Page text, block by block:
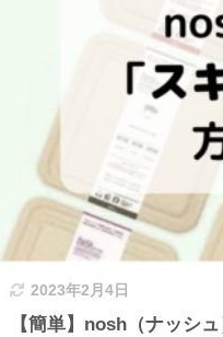
2023年2月4日
【簡単】nosh（ナッシ